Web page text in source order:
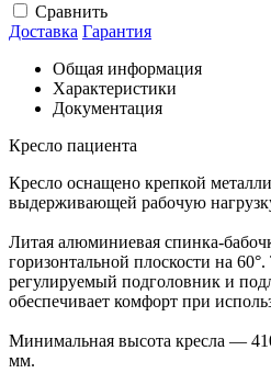
Сравнить
Доставка Гарантия
Общая информация
Характеристики
Документация
Кресло пациента
Кресло оснащено крепкой
выдерживающей рабочую
Литая алюминиевая спинка-
горизонтальной плоскости на
регулируемый подголовник и
обеспечивает комфорт при
Минимальная высота кресла —
мм.